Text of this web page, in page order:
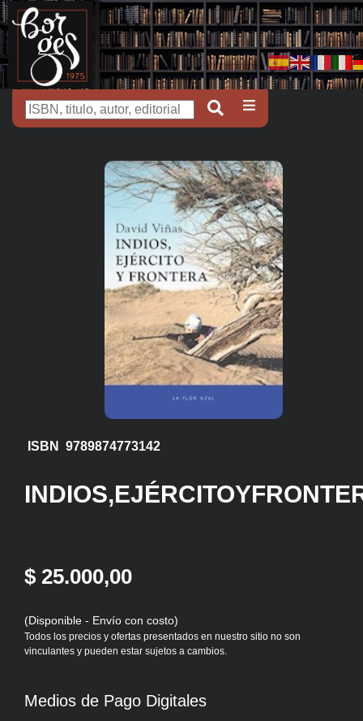
ISBN 9789874773142
$ 25.000,00
(Disponible - Envío con costo)
Todos los precios y ofertas presentados en nuestro sitio no son
vinculantes y pueden estar sujetos a cambios.
Medios de Pago Digitales